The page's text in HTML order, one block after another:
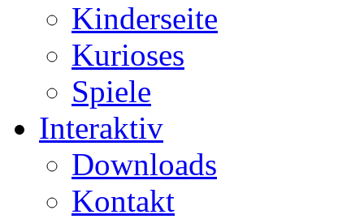
Kinderseite
Kurioses
Spiele
Interaktiv
Downloads
Kontakt